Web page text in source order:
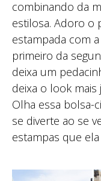
combinando da
estilosa. Adoro o
estampada com
primeiro da
deixa um
deixa o look
Olha essa bolsa-
se diverte ao se
estampas que